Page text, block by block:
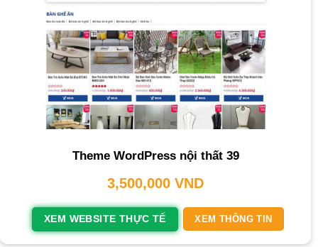
Theme WordPress nội thất 39
3,500,000 VND
XEM WEBSITE THỰC TẾ XEM THÔNG TIN